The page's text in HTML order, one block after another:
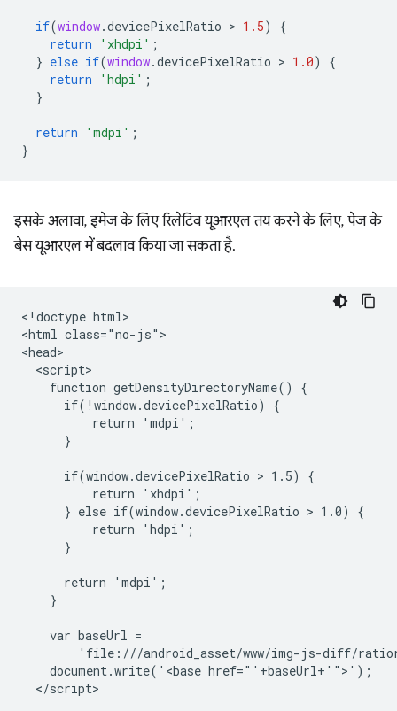
if(window.devicePixelRatio > 1.5)
{
return
'xhdpi' ;
} else if(window.devicePixelRatio > 1.0)
{
return
'hdpi' ;
}
return 'mdpi' ;
}
इसके अलावा, इमेज के लिए रिलेटिव यूआरएल तय करने के लिए, पेज के
बेस यूआरएल में बदलाव किया जा सकता है.
<!doctype html>
<html class="no-js">
<head>
  <script>
    function getDensityDirectoryName() {
      if(!window.devicePixelRatio) {
          return 'mdpi';
      }
      if(window.devicePixelRatio > 1.5) {
          return 'xhdpi';
      } else if(window.devicePixelRatio > 1.0) {
          return 'hdpi';
      }
      return 'mdpi';
    }
    var baseUrl =
'file:///android_asset/www/img-js-diff/
    document.write('<base href="'+baseUrl+'">');
  </script>